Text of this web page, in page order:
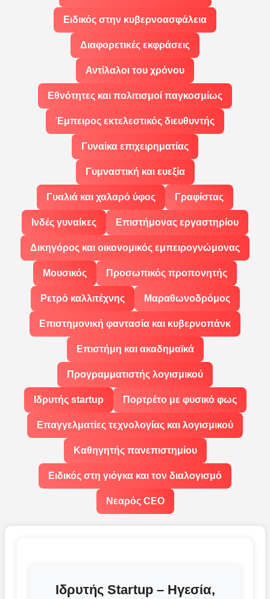
Ειδικός στην κυβερνοασφάλεια
Διαφορετικές εκφράσεις
Αντίλαλοι του χρόνου
Εθνότητες και πολιτισμοί παγκοσμίως
Έμπειρος εκτελεστικός διευθυντής
Γυναίκα επιχειρηματίας
Γυμναστική και ευεξία
Γυαλιά και χαλαρό ύφος Γραφίστας
Ινδές γυναίκες Επιστήμονας εργαστηρίου
Δικηγόρος και οικονομικός εμπειρογνώμονας
Μουσικός Προσωπικός προπονητής
Ρετρό καλλιτέχνης Μαραθωνοδρόμος
Επιστημονική φαντασία και κυβερνοπάνκ
Επιστήμη και ακαδημαϊκά
Προγραμματιστής λογισμικού
Ιδρυτής startup Πορτρέτο με φυσικό φως
Επαγγελματίες τεχνολογίας και λογισμικού
Καθηγητής πανεπιστημίου
Ειδικός στη γιόγκα και τον διαλογισμό
Νεαρός CEO
Ιδρυτής Startup – Ηγεσία,